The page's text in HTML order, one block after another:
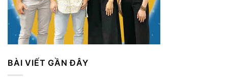
BÀI VIẾT GẦN ĐÂY